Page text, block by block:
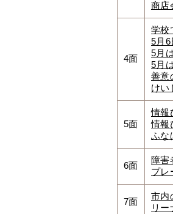
商店
4面
学校
5月
5月
5月
善意
けい
5面
情報
情報
ふな
6面
障害
プレ
7面
市内
リー